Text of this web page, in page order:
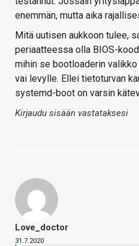
enemmän, mutta aika
Mitä uutisen aukkoon tulee,
periaatteessa olla BIOS-
mihin se bootloaderin
vai levylle. Ellei tietoturvan
systemd-boot on varsin
Kirjaudu sisään vastataksesi
Love_doctor
31.7.2020